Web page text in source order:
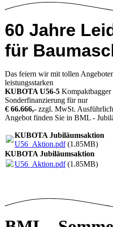
60 Jahre
für
Das feiern wir mit tollen
leistungsstarken
KUBOTA U56-5
Sonderfinanzierung für nur
€ 66.666,- zzgl. MwSt.
Angebot finden Sie in BML -
KUBOTA Jubiläumsaktion
U56_Aktion.pdf(1.85MB)
KUBOTA Jubiläumsaktion
U56_Aktion.pdf(1.85MB)